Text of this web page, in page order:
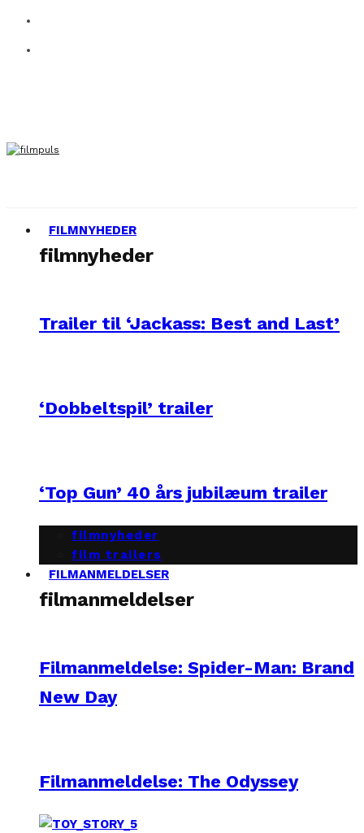
FILMNYHEDER
filmnyheder
Trailer til ‘Jackass: Best and Last’
‘Dobbeltspil’ trailer
‘Top Gun’ 40 års jubilæum trailer
filmnyheder
film trailers
FILMANMELDELSER
filmanmeldelser
Filmanmeldelse: Spider-Man: Brand
New Day
Filmanmeldelse: The Odyssey